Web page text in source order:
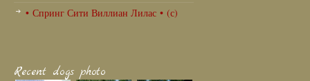
• Спринг Сити Виллиан Лилас • (с)
Recent dogs photo